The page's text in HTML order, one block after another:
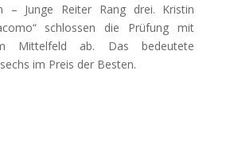
– Junge Reiter Rang drei. Kristin
schlossen die Prüfung mit
Mittelfeld ab. Das bedeutete
im Preis der Besten.